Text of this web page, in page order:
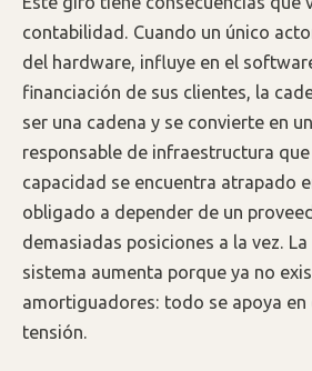
contabilidad. Cuando un único
del hardware, influye en el
financiación de sus clientes, la
ser una cadena y se convierte en
responsable de infraestructura
capacidad se encuentra atrapado
obligado a depender de un
demasiadas posiciones a la vez.
sistema aumenta porque ya no
amortiguadores: todo se apoya
tensión.